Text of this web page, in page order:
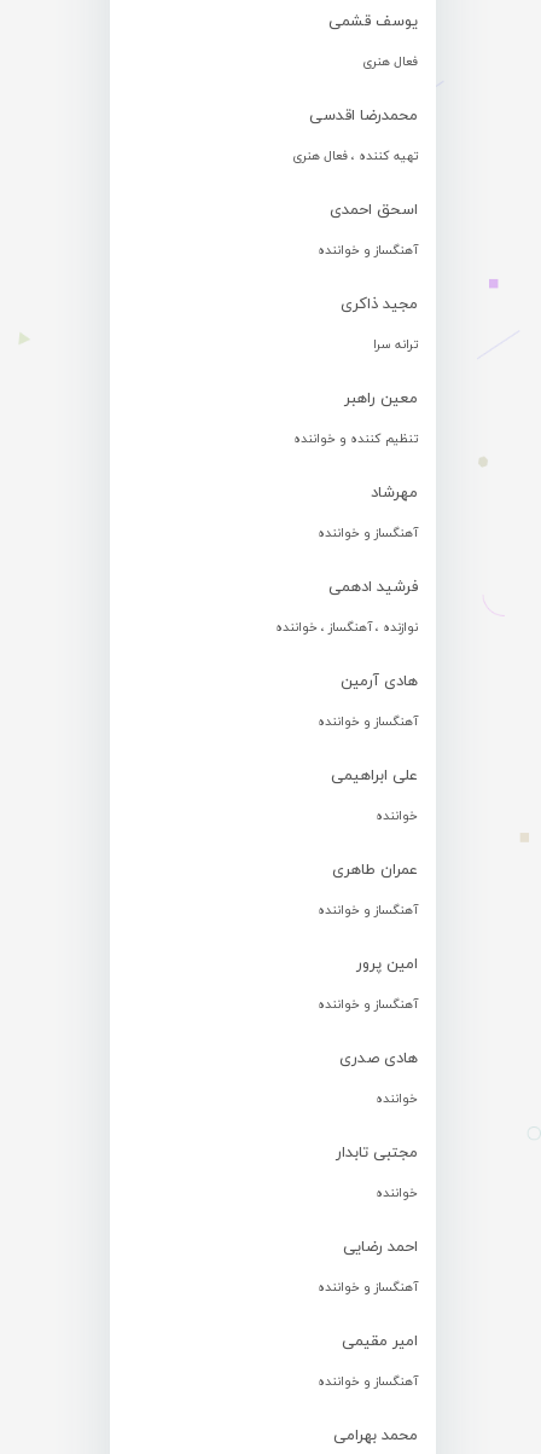
یوسف قشمی
فعال هنری
محمدرضا اقدسی
تهیه کننده ، فعال هنری
اسحق احمدی
آهنگساز و خواننده
مجید ذاکری
ترانه سرا
معین راهبر
تنظیم کننده و خواننده
مهرشاد
آهنگساز و خواننده
فرشید ادهمی
نوازنده ، آهنگساز ، خواننده
هادی آرمین
آهنگساز و خواننده
علی ابراهیمی
خواننده
عمران طاهری
آهنگساز و خواننده
امین پرور
آهنگساز و خواننده
هادی صدری
خواننده
مجتبی تابدار
خواننده
احمد رضایی
آهنگساز و خواننده
امیر مقیمی
آهنگساز و خواننده
محمد بهرامی